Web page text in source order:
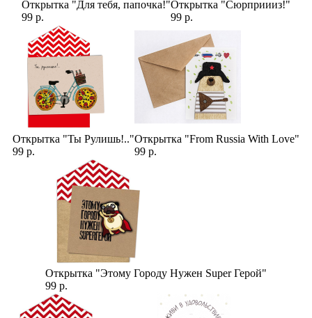
Открытка "Для тебя, папочка!"
99 р.
Открытка "Сюрприииз!"
99 р.
Открытка "Ты Рулишь!.."
99 р.
Открытка "From Russia With Love"
99 р.
Открытка "Этому Городу Нужен Super Герой"
99 р.